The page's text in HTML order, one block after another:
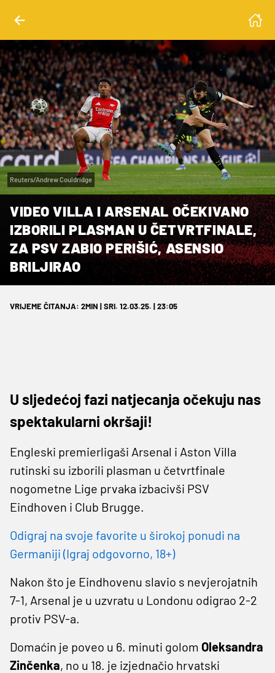
Reuters/Andrew Couldridge
VIDEO VILLA I ARSENAL OČEKIVANO
IZBORILI PLASMAN U ČETVRTFINALE,
ZA PSV ZABIO PERIŠIĆ, ASENSIO
BRILJIRAO
VRIJEME ČITANJA: 2MIN | SRI. 12.03.25. | 23:05
U sljedećoj fazi natjecanja očekuju nas
spektakularni okršaji!
Engleski premierligaši Arsenal i Aston Villa
rutinski su izborili plasman u četvrtfinale
nogometne Lige prvaka izbacivši PSV
Eindhoven i Club Brugge.
Odigraj na svoje favorite u širokoj ponudi na
Germaniji (Igraj odgovorno, 18+)
Nakon što je Eindhovenu slavio s nevjerojatnih
7-1, Arsenal je u uzvratu u Londonu odigrao 2-2
protiv PSV-a.
Domaćin je poveo u 6. minuti golom Oleksandra
Zinčenka, no u 18. je izjednačio hrvatski